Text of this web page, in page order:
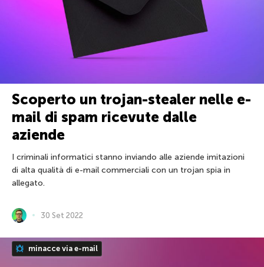
Scoperto un trojan-stealer nelle e-
mail di spam ricevute dalle
aziende
I criminali informatici stanno inviando alle aziende imitazioni
di alta qualità di e-mail commerciali con un trojan spia in
allegato.
30 Set 2022
minacce via e-mail